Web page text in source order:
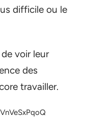
difficile ou le
voir leur
des
travailler.